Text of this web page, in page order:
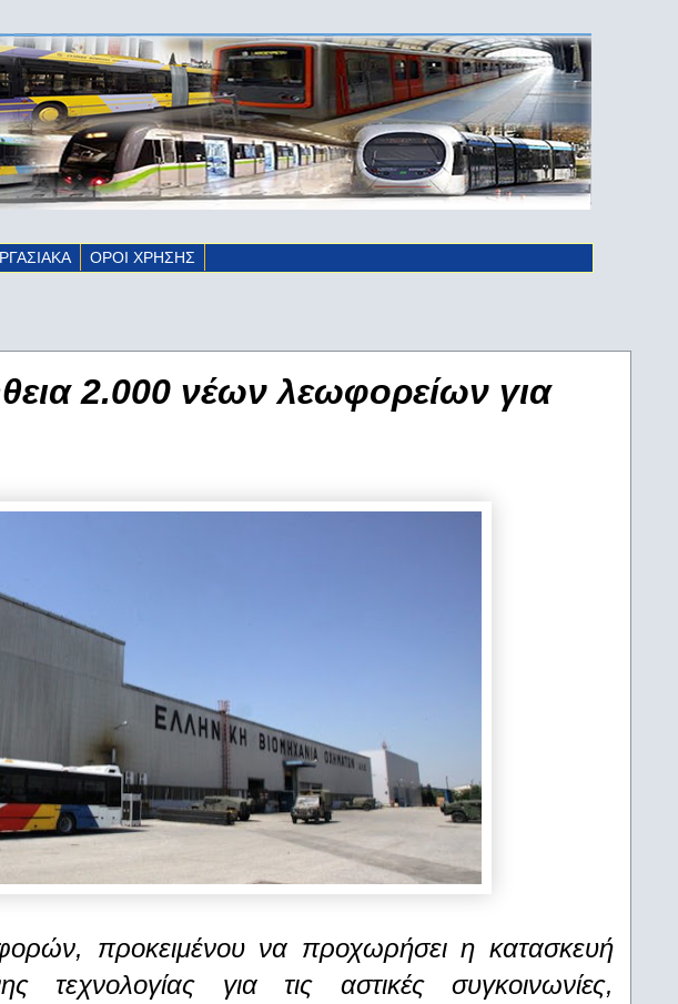
ΟΡΟΙ ΧΡΗΣΗΣ
2.000 νέων λεωφορείων για
προκειμένου να προχωρήσει η κατασκευή
τεχνολογίας για τις αστικές συγκοινωνίες,